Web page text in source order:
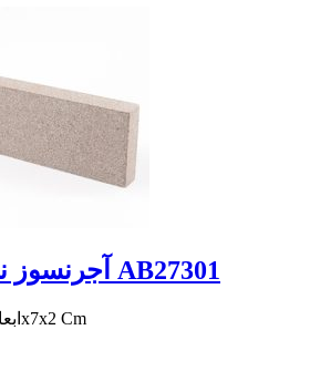
آجرنسوز نما طوسی مدرن AB27301
شماره. AB27301 - ابعاد. 33x7x2 Cm